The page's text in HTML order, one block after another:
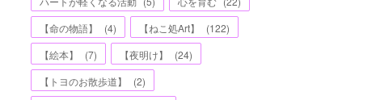
【命の物語】
(4) 【ねこ処Art】 (122)
【絵本】
(7) 【夜明け】 (24)
【トヨのお散歩道】
(2)